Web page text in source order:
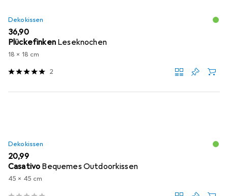
Dekokissen
EUR
36,90
Plückefinken Leseknochen
18 x 18 cm
2
Dekokissen
EUR
20,99
Casativo Bequemes Outdoorkissen
45 x 45 cm